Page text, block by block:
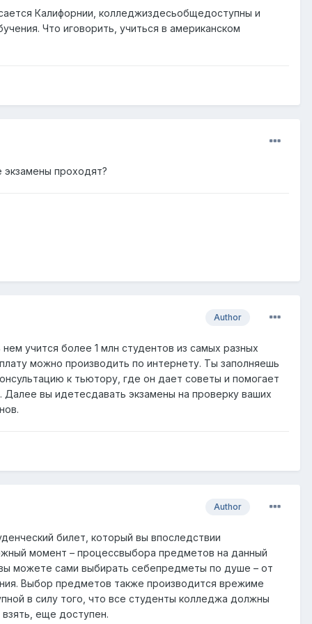
Калифорнии, колледжиздесьобщедоступны и
Что иговорить, учиться в американском
экзамены проходят?
Author
учится более 1 млн студентов из самых разных
можно производить по интернету. Ты заполняешь
к тьютору, где он дает советы и помогает
вы идетесдавать экзамены на проверку ваших
Author
билет, который вы впоследствии
момент – процессвыбора предметов на данный
можете сами выбирать себепредметы по душе – от
Выбор предметов также производится врежиме
в силу того, что все студенты колледжа должны
еще доступен.